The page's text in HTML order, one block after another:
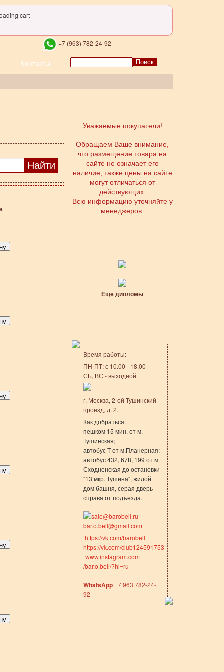
cart
+7 (963) 782-24-92
Контакты Поиск
Уважаемые покупатели!
Обращаем Ваше внимание,
что размещение товара на
сайте не означает его
наличие, также цены на сайте
могут отличаться от
действующих.
Всю информацию уточняйте у
менеджеров.
Еще дипломы
Время работы:
ПН-ПТ: с 10.00 - 18.00
СБ, ВС - выходной.
г. Москва, 2-ой Тушинский
проезд, д. 2.
Как добраться:
пешком 15 мин. от м.
Тушинская;
автобус Т от м.Планерная;
автобус 432, 678, 199 от м.
Сходненская до остановки
"13 мкр. Тушина", жилой
дом башня, серая дверь
справа от подъезда.
sale@barobell.ru
bar.o.bell@gmail.com
https://vk.com/barobell
https://vk.com/club124591753
www.instagram.com
/bar.o.bell/?hl=ru
WhatsApp+7 963 782-24-
92